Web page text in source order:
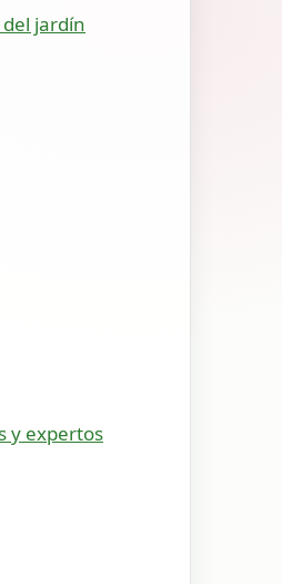
jardín
y expertos